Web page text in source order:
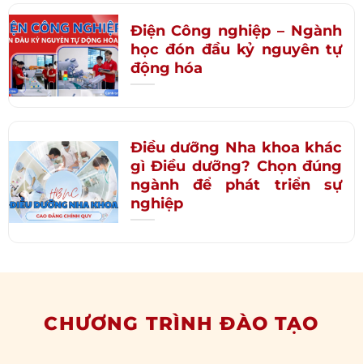
Điện Công nghiệp – Ngành
học đón đầu kỷ nguyên tự
động hóa
Điều dưỡng Nha khoa khác
gì Điều dưỡng? Chọn đúng
ngành để phát triển sự
nghiệp
CHƯƠNG TRÌNH ĐÀO TẠO